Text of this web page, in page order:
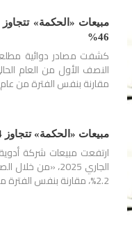
46%
مقارنة بنفس الفترة من عام 2024، لتحتل المركز 13 بين شركات الأدوية…
مبيعات «الحكمة» تتجاوز 2.4 مليار جنيه في أول 5 أشهر من 2025 وتنمو بنسبة 52%
2.2%، مقارنة بنفس الفترة من عام 2024. وقالت مصادر دوائية…